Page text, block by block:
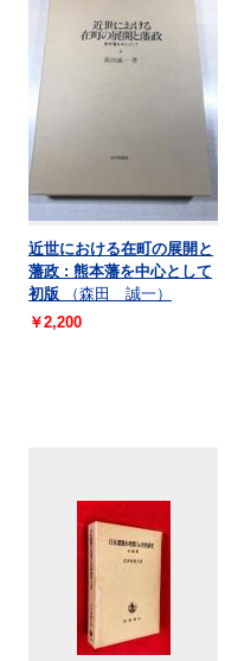
近世における在町の展開と
藩政 : 熊本藩を中心として
初版
（森田 誠一）
￥2,200